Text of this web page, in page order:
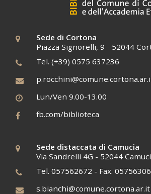
Sede di Cortona
Piazza Signorelli, 9 - 52044
Tel. (+39) 0575 637236
Lun/Ven 9.00-13.00
fb.com/biblioteca
Sede distaccata di Camucia
Via Sandrelli 4G - 52044
Tel. 057562672 - Fax.
s.bianchi@comune.cortona.ar.it